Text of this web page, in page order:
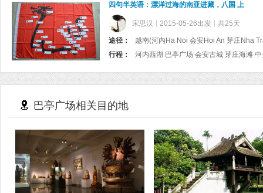
四句半英语：漂洋过海的南亚进藏，八国 上
宋思汉 2015-05-26出发 共25天
途径：
行程：
巴亭广场相关目的地